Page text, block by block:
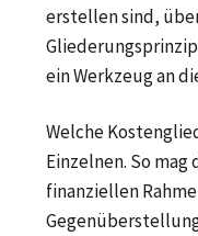
erstellen sind,
ein Werkzeug an
Welche
Einzelnen. So
finanziellen